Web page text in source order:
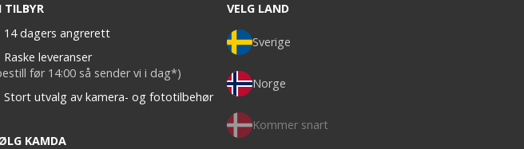
TILBYR
14 dagers angrerett
Raske leveranser
før 14:00 så sender vi i dag*)
Stort utvalg av kamera- og fototilbehør
KAMDA
VELG LAND
Sverige
Norge
Kommer snart